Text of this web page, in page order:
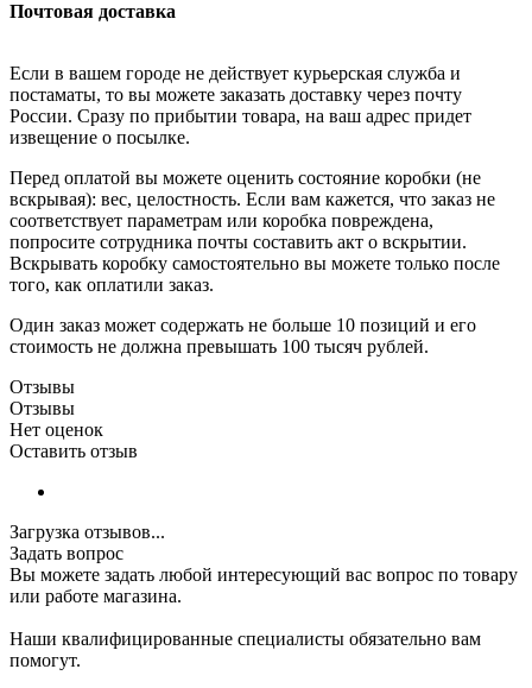
Почтовая доставка
Если в вашем городе не действует курьерская служба и
постаматы, то вы можете заказать доставку через почту
России. Сразу по прибытии товара, на ваш адрес придет
извещение о посылке.
Перед оплатой вы можете оценить состояние коробки (не
вскрывая): вес, целостность. Если вам кажется, что заказ не
соответствует параметрам или коробка повреждена,
попросите сотрудника почты составить акт о вскрытии.
Вскрывать коробку самостоятельно вы можете только после
того, как оплатили заказ.
Один заказ может содержать не больше 10 позиций и его
стоимость не должна превышать 100 тысяч рублей.
Отзывы
Отзывы
Нет оценок
Оставить отзыв
Загрузка отзывов...
Задать вопрос
Вы можете задать любой интересующий вас вопрос по товару
или работе магазина.
Наши квалифицированные специалисты обязательно вам
помогут.